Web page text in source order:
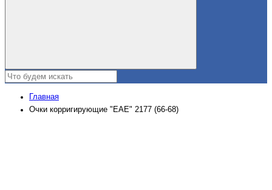
Главная
Очки корригирующие "EAE" 2177 (66-68)